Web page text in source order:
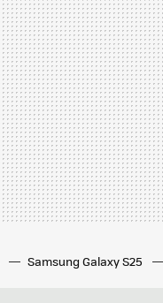
Samsung Galaxy S25